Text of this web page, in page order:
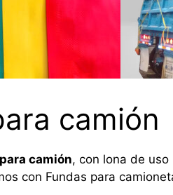
camión
camión, con lona de
con Fundas para